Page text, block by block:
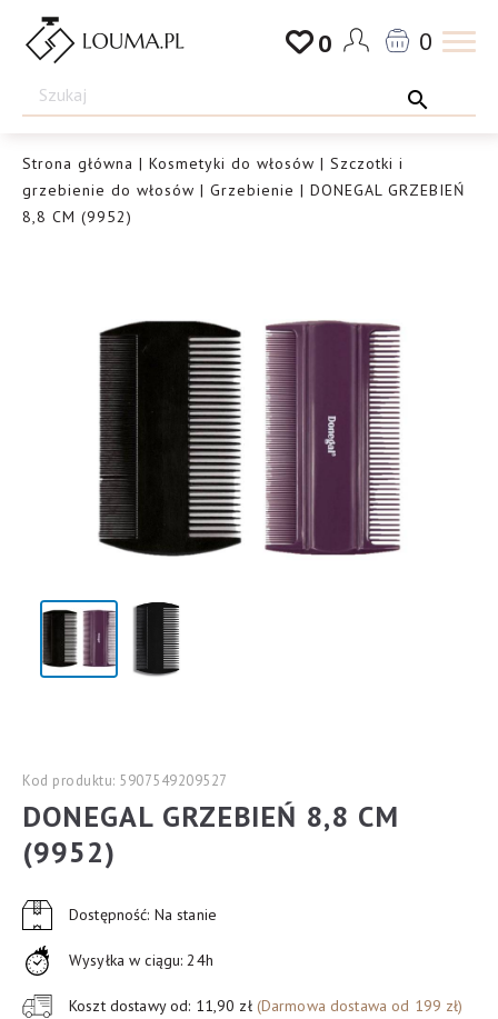
Przejdź
Drogeria
Louma.pl
0 0
Strona główna | Kosmetyki do włosów | Szczotki i
grzebienie do włosów | Grzebienie | DONEGAL GRZEBIEŃ
8,8 CM (9952)
Kod produktu: 5907549209527
DONEGAL GRZEBIEŃ 8,8 CM
(9952)
Dostępność: Na stanie
Wysyłka w ciągu: 24h
Koszt dostawy od: 11,90 zł (Darmowa dostawa od 199 zł)